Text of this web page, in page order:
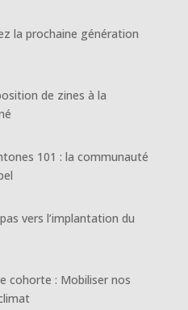
la prochaine génération
de zines à la
101 : la communauté
vers l’implantation du
cohorte : Mobiliser nos